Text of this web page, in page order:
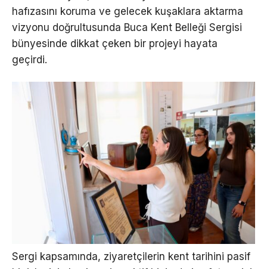
hafızasını koruma ve gelecek kuşaklara aktarma
vizyonu doğrultusunda Buca Kent Belleği Sergisi
bünyesinde dikkat çeken bir projeyi hayata
geçirdi.
Sergi kapsamında, ziyaretçilerin kent tarihini pasif